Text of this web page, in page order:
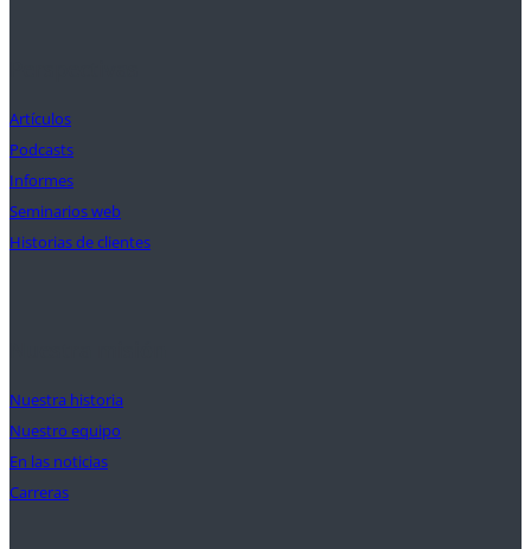
Artículos
Podcasts
Informes
Seminarios web
Historias de clientes
Nuestra historia
Nuestro equipo
En las noticias
Carreras